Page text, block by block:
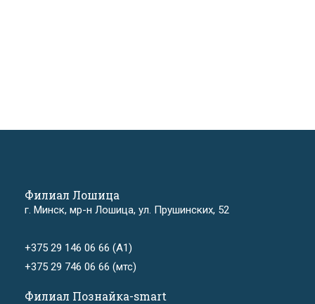
Филиал Лошица
г. Минск, мр-н Лошица, ул. Прушинских, 52
+375 29 146 06 66 (А1)
+375 29 746 06 66 (мтс)
Филиал Познайка-smart